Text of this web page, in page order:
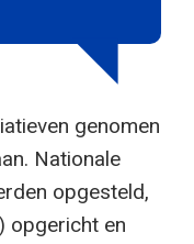
genomen
Nationale
opgesteld,
opgericht en